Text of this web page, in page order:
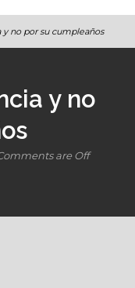
no por su cumpleaños
y no
are Off